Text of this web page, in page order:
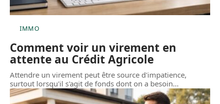
IMMO
Comment voir un virement en
attente au Crédit Agricole
Attendre un virement peut être source d'impatience,
surtout lorsqu'il s'agit de fonds dont on a besoin…